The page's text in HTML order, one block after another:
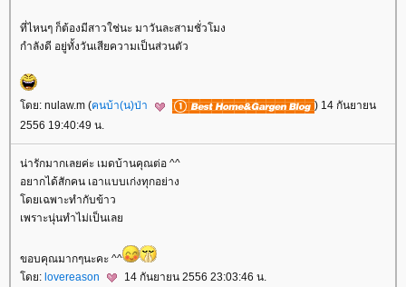
ที่ไหนๆ ก็ต้องมีสาวใช่นะ มาวันละสามชั่วโมง
กำลังดี อยู่ทั้งวันเสียความเป็นส่วนตัว
ดย: nulaw.m (คนบ้า(น)ป่า
) 14 กันยายน
2556 19:40:49 น.
น่ารักมากเลยค่ะ เมดบ้านคุณต่อ ^^
อยากได้สักคน เอาแบบเก่งทุกอย่าง
ดยเฉพาะทำกับข้าว
เพราะนุ่นทำไม่เป็นเล
ขอบคุณมากๆนะคะ ^^
ดย: lovereason 14 กันยายน 2556 23:03:46 น.